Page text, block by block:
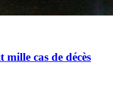
cas de décès